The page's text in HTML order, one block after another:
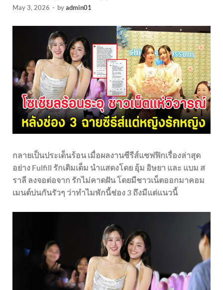
May 3, 2026 - byadmin01
กลายเป็นประเด็นร้อน เมื่อผลงานซีรีส์แซฟฟิกเรื่องล่าสุด
อย่าง Fulfill รักเติมเต็ม นำแสดงโดย อุ้ม อิษยา และ แบม ส
ราลี ลงจอต่อจาก รักไม่คาดฝัน โดยมีชาวเน็ตออกมาคอม
เมนต์บ่นกันรัวๆ ว่าทำไมพักนี้ช่อง 3 ถึงมีแต่แนวนี้